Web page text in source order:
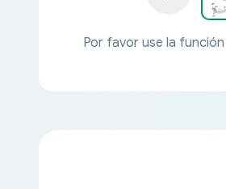
Por favor use la función